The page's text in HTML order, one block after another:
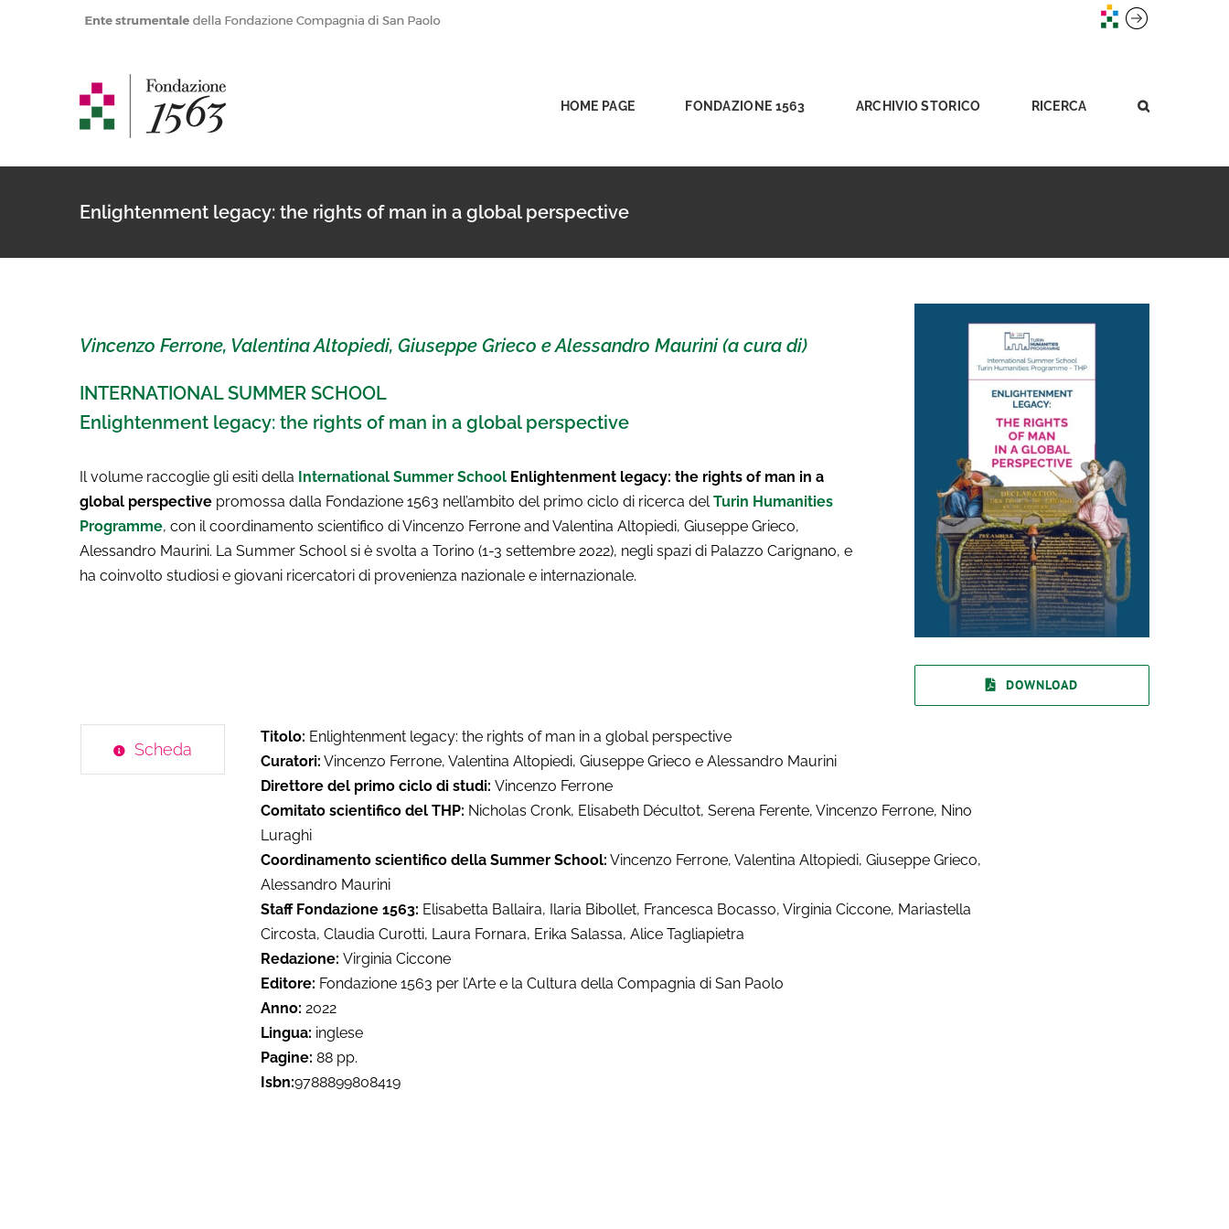
HOME PAGE FONDAZIONE 1563 ARCHIVIO STORICO RICERCA
Enlightenment legacy: the rights of man in a global perspective
Vincenzo Ferrone, Valentina Altopiedi, Giuseppe Grieco e Alessandro Maurini (a cura di)
INTERNATIONAL SUMMER SCHOOL
Enlightenment legacy: the rights of man in a global perspective
Il volume raccoglie gli esiti della International Summer School Enlightenment legacy: the rights of man in a
global perspective promossa dalla Fondazione 1563 nell’ambito del primo ciclo di ricerca delTurin Humanities
Programme, con il coordinamento scientifico di Vincenzo Ferrone and Valentina Altopiedi, Giuseppe Grieco,
Alessandro Maurini. La Summer School si è svolta a Torino (1-3 settembre 2022), negli spazi di Palazzo Carignano, e
ha coinvolto studiosi e giovani ricercatori di provenienza nazionale e internazionale.
DOWNLOAD
Scheda
Titolo: Enlightenment legacy: the rights of man in a global perspective
Curatori: Vincenzo Ferrone, Valentina Altopiedi, Giuseppe Grieco e Alessandro Maurini
Direttore del primo ciclo di studi: Vincenzo Ferrone
Comitato scientifico del THP: Nicholas Cronk, Elisabeth Décultot, Serena Ferente, Vincenzo Ferrone, Nino
Luraghi
Coordinamento scientifico della Summer School: Vincenzo Ferrone, Valentina Altopiedi, Giuseppe Grieco,
Alessandro Maurini
Staff Fondazione 1563: Elisabetta Ballaira, Ilaria Bibollet, Francesca Bocasso, Virginia Ciccone, Mariastella
Circosta, Claudia Curotti, Laura Fornara, Erika Salassa, Alice Tagliapietra
Redazione: Virginia Ciccone
Editore: Fondazione 1563 per l’Arte e la Cultura della Compagnia di San Paolo
Anno: 2022
Lingua: inglese
Pagine: 88 pp.
Isbn:9788899808419